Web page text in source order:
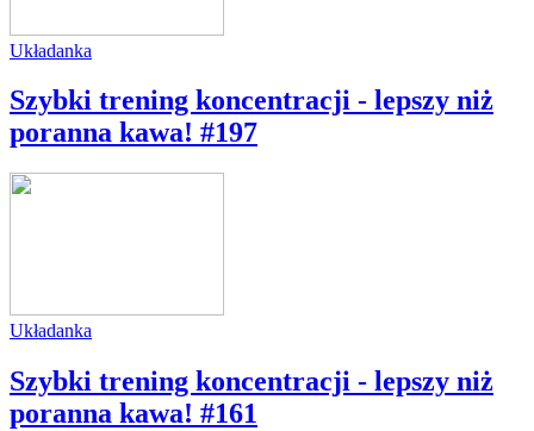
Układanka
Szybki trening koncentracji - lepszy niż
poranna kawa! #197
Układanka
Szybki trening koncentracji - lepszy niż
poranna kawa! #161